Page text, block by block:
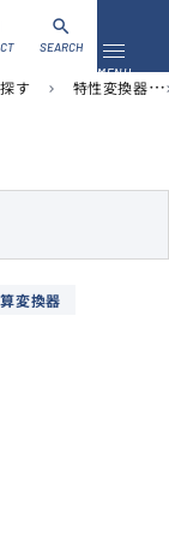
メニュ
MENU
search
SEARCH
す chevron_right 特性変換器
e
変換器